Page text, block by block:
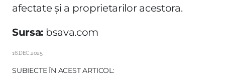
afectate și a proprietarilor acestora.
Sursa: bsava.com
16.DEC.2025
SUBIECTE ÎN ACEST ARTICOL: